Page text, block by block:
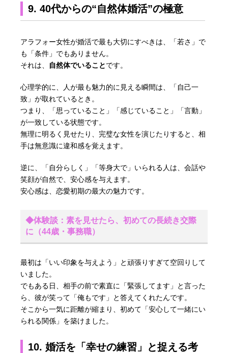
9. 40代からの“自然体婚活”の極意
アラフォー女性が婚活で最も大切にすべきは、「若さ」で
も「条件」でもありません。
それは、
自然体でいることです。
心理学的に、人が最も魅力的に見える瞬間は、「自己一
致」が取れているとき。
つまり、「思っていること」「感じていること」「言動」
が一致している状態です。
無理に明るく見せたり、完璧な女性を演じたりすると、相
手は無意識に違和感を覚えます。
逆に、「自分らしく」「等身大で」いられる人は、会話や
笑顔が自然で、安心感を与えます。
安心感は、恋愛初期の最大の魅力です。
◆体験談：素を見せたら、初めての長続き交際
に（44歳・事務職）
最初は「いい印象を与えよう」と頑張りすぎて空回りして
いました。
でもある日、相手の前で素直に「緊張してます」と言った
ら、彼が笑って「俺もです」と答えてくれたんです。
そこから一気に距離が縮まり、初めて「安心して一緒にい
られる関係」を築けました。
10. 婚活を「幸せの練習」と捉える考